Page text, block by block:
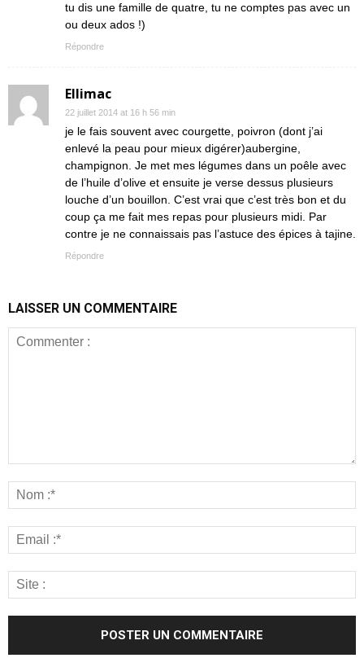
tu dis une famille de quatre, tu ne comptes pas avec un
ou deux ados !)
Répondre
Ellimac
22 juillet 2014 at 16 h 56 min
je le fais souvent avec courgette, poivron (dont j’ai
enlevé la peau pour mieux digérer)aubergine,
champignon. Je met mes légumes dans un poêle avec
de l’huile d’olive et ensuite je verse dessus plusieurs
louche d’un bouillon. C’est vrai que c’est très bon et du
coup ça me fait mes repas pour plusieurs midi. Par
contre je ne connaissais pas l’astuce des épices à tajine.
Répondre
LAISSER UN COMMENTAIRE